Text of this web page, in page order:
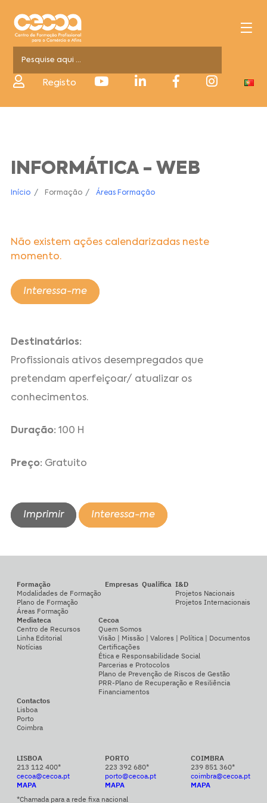
Registo
INFORMÁTICA - WEB
Início Formação Áreas Formação
Não existem ações calendarizadas neste
momento.
Interessa-me
Destinatários:
Profissionais ativos desempregados que
pretendam aperfeiçoar/ atualizar os
conhecimentos.
Duração:100 H
Preço: Gratuito
Imprimir Interessa-me
Formação
Modalidades de Formação
Plano de Formação
Áreas Formação
Empresas Qualifica I&D
Projetos Nacionais
Projetos Internacionais
Mediateca
Centro de Recursos
Linha Editorial
Notícias
Cecoa
Quem Somos
Visão | Missão | Valores | Política | Documentos
Certificações
Ética e Responsabilidade Social
Parcerias e Protocolos
Plano de Prevenção de Riscos de Gestão
PRR-Plano de Recuperação e Resiliência
Financiamentos
Contactos
Lisboa
Porto
Coimbra
LISBOA
213 112 400*
cecoa@cecoa.pt
MAPA
PORTO
223 392 680*
porto@cecoa.pt
MAPA
COIMBRA
239 851 360*
coimbra@cecoa.pt
MAPA
*Chamada para a rede fixa nacional